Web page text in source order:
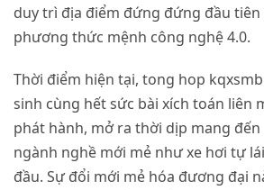
duy trì địa điểm đứng đứng đầu
phương thức mệnh công nghệ 4.0.
Thời điểm hiện tại, tong hop
sinh cùng hết sức bài xích toán liên
phát hành, mở ra thời dịp mang
ngành nghề mới mẻ như xe hơi tự
đầu. Sự đổi mới mẻ hóa đương đại